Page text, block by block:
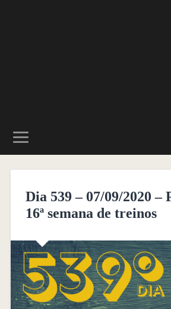
Dia 539 – 07/09/2020 –
16ª semana de treinos